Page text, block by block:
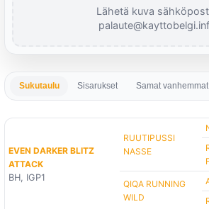
Lähetä kuva
Sukutaulu Sisarukset Samat vanhemmat
EVEN DARKER BLITZ
ATTACK
BH, IGP1
RUUTIPUSSI
NASSE
QIQA RUNNING
WILD